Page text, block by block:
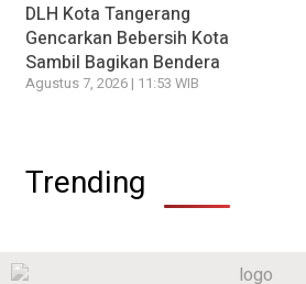
DLH Kota Tangerang
Gencarkan Bebersih Kota
Sambil Bagikan Bendera
Agustus 7, 2026 | 11:53 WIB
Trending